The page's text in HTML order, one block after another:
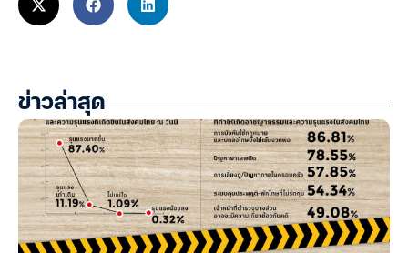
ข่าวล่าสุด